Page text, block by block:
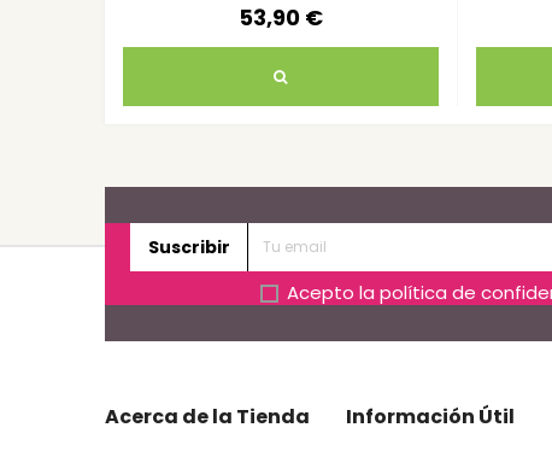
53,90 €
Suscribir
Acepto la política de
Acerca de la Tienda Información Útil